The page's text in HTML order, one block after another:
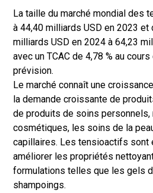
La taille du marché mondial des
à 44,40 milliards USD en 2023
milliards USD en 2024 à 64,23
avec un TCAC de 4,78 % au
prévision.
Le marché connaît une
la demande croissante de
de produits de soins personnels,
cosmétiques, les soins de la
capillaires. Les tensioactifs sont
améliorer les propriétés
formulations telles que les gels
shampoings.